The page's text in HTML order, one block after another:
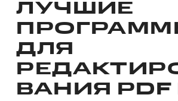
ЛУЧШИЕ
ДЛЯ
ВАНИЯ PDF